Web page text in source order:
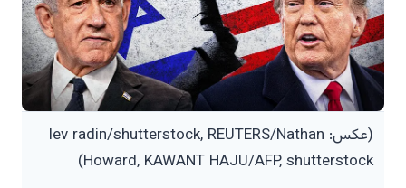
(عکس: lev radin/shutterstock, REUTERS/Nathan
Howard, KAWANT HAJU/AFP, shutterstock)